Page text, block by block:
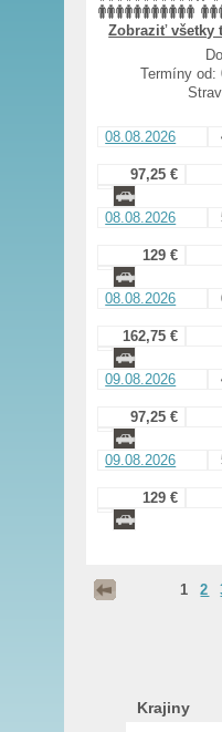
Zobraziť všetky
Termíny od:
08.08.2026
97,25 €
08.08.2026
129 €
08.08.2026
162,75 €
09.08.2026
97,25 €
09.08.2026
129 €
1 2
Krajiny